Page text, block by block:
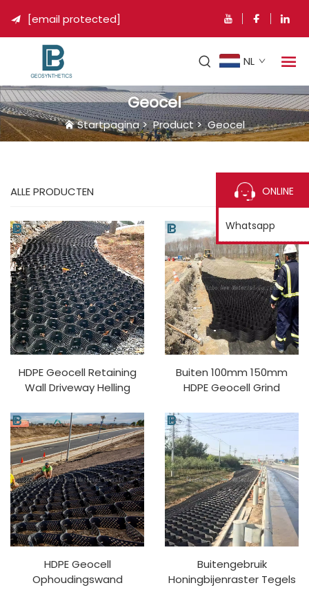
 [email protected]
NL
Geocel
Startpagina>Product>Geocel
ALLE PRODUCTEN
HDPE Geocell Retaining
Wall Driveway Helling
Getextuurde Grind
Stabilisator voor Buiten
Gebruik 3D Model
Ontwerpcapaciteit PP
Buiten 100mm 150mm
HDPE Geocell Grind
voor Wegstabilisatie PP
Materiaal 3D Model
Ontwerpcapaciteit
HDPE Geocell
Ophoudingswand
Buitengebruik
Honingbijenraster Tegels
ONLINE
Whatsapp